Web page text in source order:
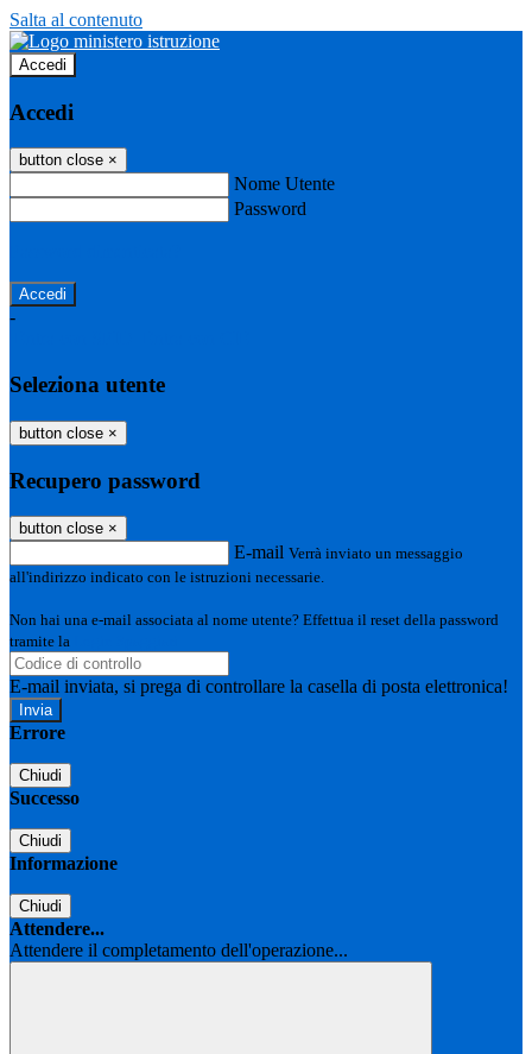
Salta al contenuto
Accedi
Accedi
button close ×
Nome Utente
Password
-
Seleziona utente
button close ×
Recupero password
button close ×
E-mail Verrà inviato un messaggio
all'indirizzo indicato con le istruzioni necessarie.
Non hai una e-mail associata al nome utente? Effettua il reset della password
tramite la
E-mail inviata, si prega di controllare la casella di posta elettronica!
Errore
Chiudi
Successo
Chiudi
Informazione
Chiudi
Attendere...
Attendere il completamento dell'operazione...